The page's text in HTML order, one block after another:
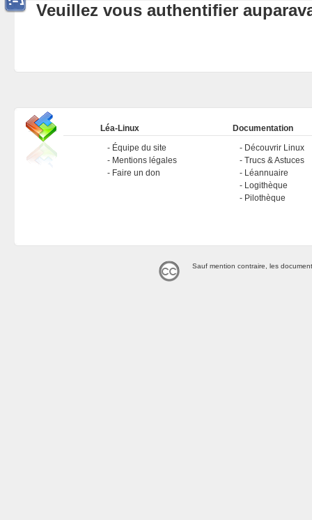
Veuillez vous authentifier
Léa-Linux
Équipe du site
Mentions légales
Faire un don
Documentation
Découvrir Linux
Trucs & Astuces
Léannuaire
Logithèque
Pilothèque
Sauf mention contraire, les